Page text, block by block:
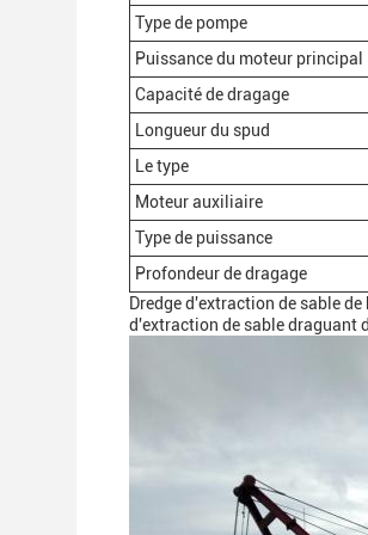
Type de pompe
Puissance du moteur principal
Capacité de dragage
Longueur du spud
Le type
Moteur auxiliaire
Type de puissance
Profondeur de dragage
Dredge d'extraction de sable
d'extraction de sable draguant